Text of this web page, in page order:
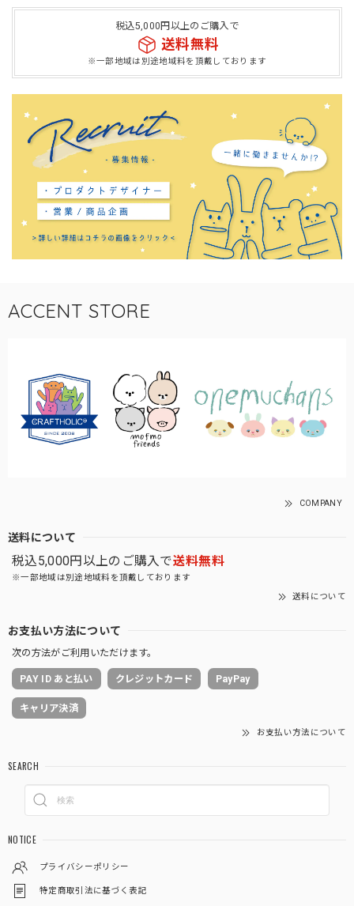
税込5,000円以上のご購入で
送料無料
※一部地域は別途地域料を頂戴しております
ACCENT STORE
COMPANY
送料について
税込5,000円以上のご購入で送料無料
※一部地域は別途地域料を頂戴しております
送料について
お支払い方法について
次の方法がご利用いただけます。
PAY ID あと払い クレジットカード PayPay
キャリア決済
お支払い方法について
SEARCH
NOTICE
プライバシーポリシー
特定商取引法に基づく表記